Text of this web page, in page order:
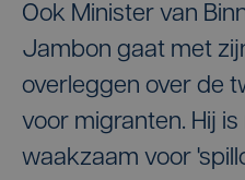
Ook Minister van
Jambon gaat met
overleggen over de
voor migranten. Hij
waakzaam voor